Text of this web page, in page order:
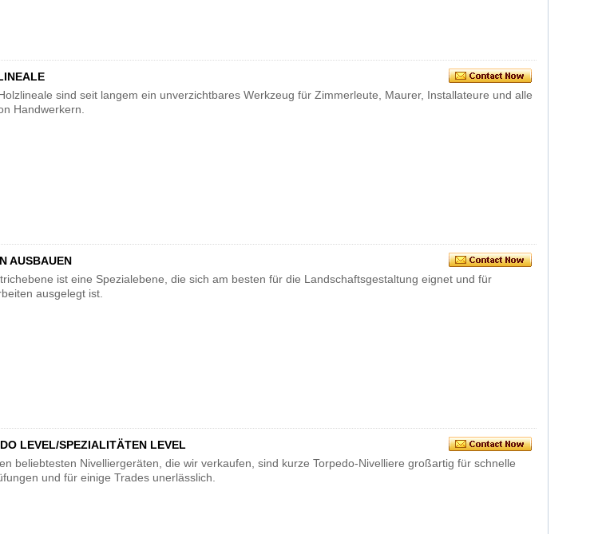
sind seit langem ein unverzichtbares Werkzeug für Zimmerleute, Maurer, Installateure und alle
Handwerkern.
AUSBAUEN
ist eine Spezialebene, die sich am besten für die Landschaftsgestaltung eignet und für
ausgelegt ist.
LEVEL/SPEZIALITÄTEN LEVEL
beliebtesten Nivelliergeräten, die wir verkaufen, sind kurze Torpedo-Nivelliere großartig für schnelle
und für einige Trades unerlässlich.